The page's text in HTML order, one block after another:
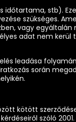
stb).
szükséges.
vagy
adat nem
leadása
során
kötött
szóló 2001.